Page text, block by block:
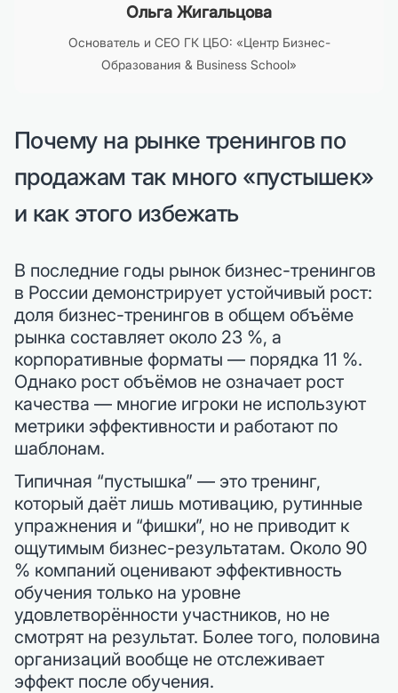
Ольга Жигальцова
Основатель и CEO ГК ЦБО: «Центр Бизнес-
Образования & Business School»
Почему на рынке тренингов по
продажам так много «пустышек»
и как этого избежать
В последние годы рынок бизнес-тренингов
в России демонстрирует устойчивый рост:
доля бизнес-тренингов в общем объёме
рынка составляет около 23 %, а
корпоративные форматы — порядка 11 %.
Однако рост объёмов не означает рост
качества — многие игроки не используют
метрики эффективности и работают по
шаблонам.
Типичная “пустышка” — это тренинг,
который даёт лишь мотивацию, рутинные
упражнения и “фишки”, но не приводит к
ощутимым бизнес-результатам. Около 90
% компаний оценивают эффективность
обучения только на уровне
удовлетворённости участников, но не
смотрят на результат. Более того, половина
организаций вообще не отслеживает
эффект после обучения.